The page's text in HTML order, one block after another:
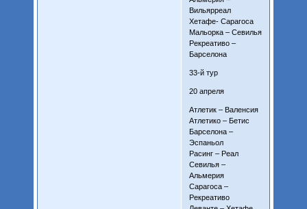
Вильярреал
Хетафе- Сарагоса
Мальорка – Севилья
Рекреативо –
Барселона
33-й тур
20 апреля
Атлетик – Валенсия
Атлетико – Бетис
Барселона –
Эспаньол
Расинг – Реал
Севилья –
Альмерия
Сарагоса –
Рекреативо